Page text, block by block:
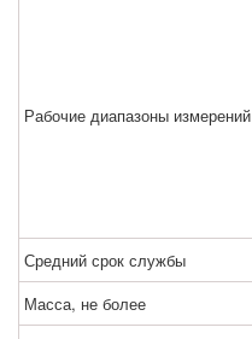
Рабочие диапазоны измерений
Средний срок службы
Масса, не более